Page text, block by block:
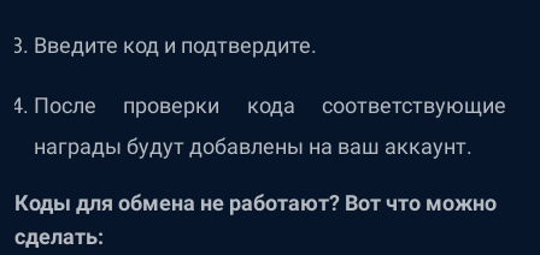
Введите код и подтвердите.
После проверки кода соответствующие
награды будут добавлены на ваш аккаунт.
Коды для обмена не работают? Вот что можно
сделать: